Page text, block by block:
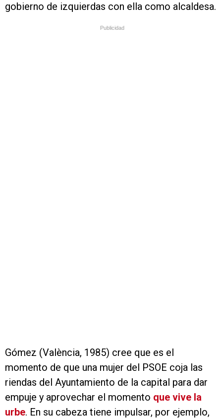
gobierno de izquierdas con ella como alcaldesa.
Publicidad
Gómez (València, 1985) cree que es el
momento de que una mujer del PSOE coja las
riendas del Ayuntamiento de la capital para dar
empuje y aprovechar el momento que vive la
urbe. En su cabeza tiene impulsar, por ejemplo,